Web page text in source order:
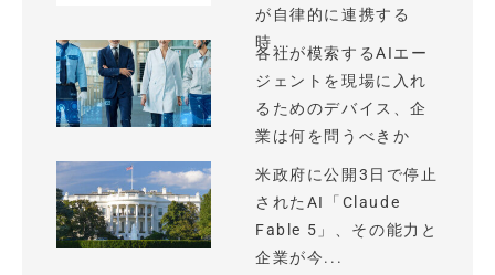
が自律的に連携する
時...
各社が模索するAIエー
ジェントを現場に入れ
るためのデバイス、企
業は何を問うべきか
米政府に公開3日で停止
されたAI「Claude
Fable 5」、その能力と
企業が今...